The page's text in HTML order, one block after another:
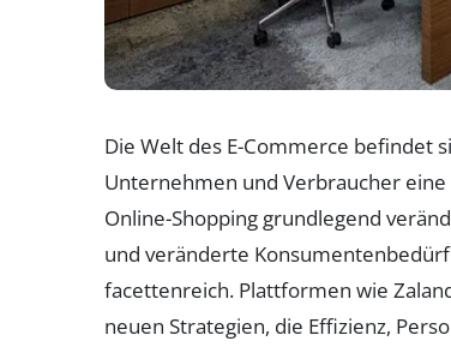
Die Welt des E-Commerce befindet
Unternehmen und Verbraucher
Online-Shopping grundlegend
und veränderte
facettenreich. Plattformen wie
neuen Strategien, die Effizienz,